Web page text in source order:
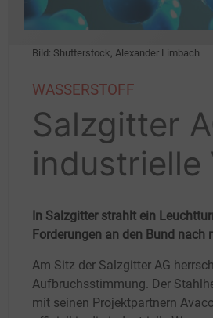
Bild: Shutterstock, Alexander Limbach
WASSERSTOFF
Salzgitter
In Salzgitter strahlt ein
Forderungen an den Bund
Am Sitz der Salzgitter AG
Aufbruchsstimmung. Der
mit seinen Projektpartnern